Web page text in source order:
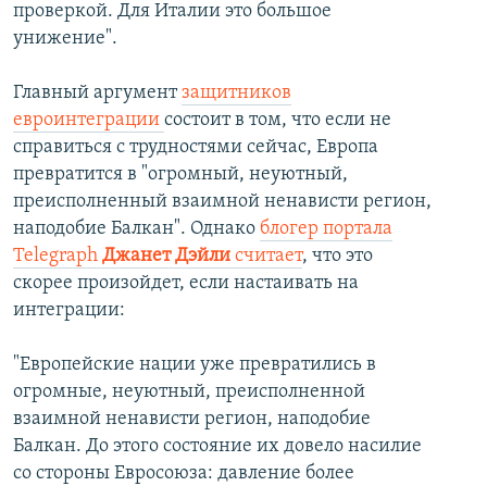
проверкой. Для Италии это большое
унижение".
Главный аргументзащитников
евроинтеграции состоит в том, что если не
справиться с трудностями сейчас, Европа
превратится в "огромный, неуютный,
преисполненный взаимной ненависти регион,
наподобие Балкан". Однако блогер портала
Telegraph Джанет Дэйли считает, что это
скорее произойдет, если настаивать на
интеграции:
"Европейские нации уже превратились в
огромные, неуютный, преисполненной
взаимной ненависти регион, наподобие
Балкан. До этого состояние их довело насилие
со стороны Евросоюза: давление более